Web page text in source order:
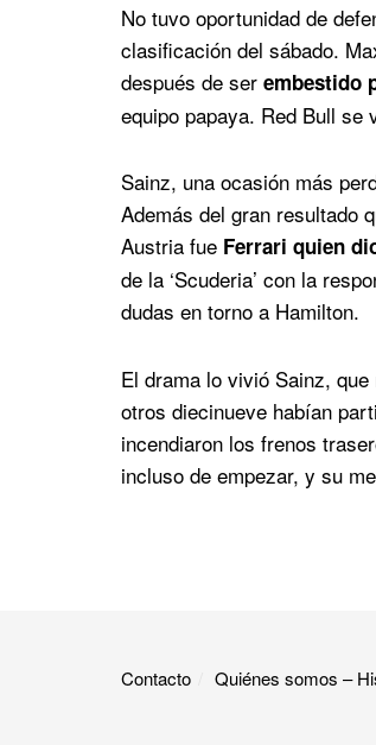
No tuvo oportunidad de
clasificación del sábado.
después de ser embestido
equipo papaya. Red Bull se
Sainz, una ocasión más
Además del gran resultado
Austria fue Ferrari quien
de la ‘Scuderia’ con la
dudas en torno a Hamilton.
El drama lo vivió Sainz,
otros diecinueve habían
incendiaron los frenos
incluso de empezar, y su
Contacto Quiénes somos –